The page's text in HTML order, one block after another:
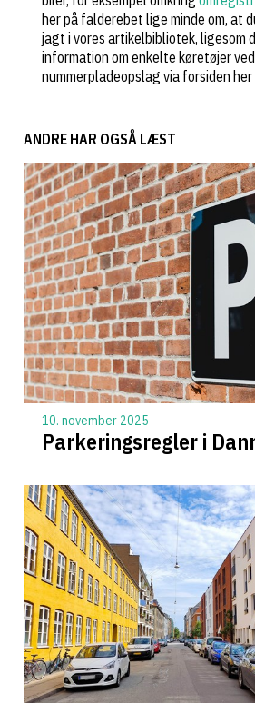
her på falderebet lige minde om, at
jagt i vores artikelbibliotek, ligesom
information om enkelte køretøjer
nummerpladeopslag via forsiden her
ANDRE HAR OGSÅ LÆST
10. november 2025
Parkeringsregler i